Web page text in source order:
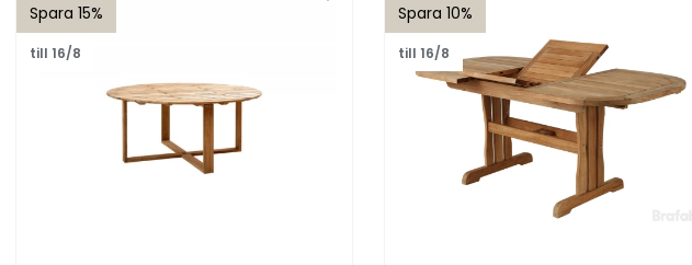
Spara 15%
till 16/8
Spara 10%
till 16/8